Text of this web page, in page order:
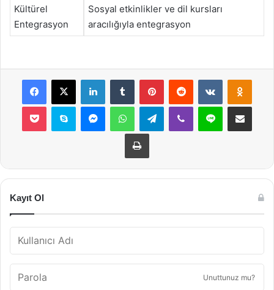
Kültürel
Entegrasyon
Sosyal etkinlikler ve dil kursları
aracılığıyla entegrasyon
Facebook
X LinkedInTumblr PinterestReddit VKontakte
Pocket Skype MessengerWhatsAppTelegramViber Line E-Posta ile
Yazdır
Kayıt Ol
Unuttunuz mu?